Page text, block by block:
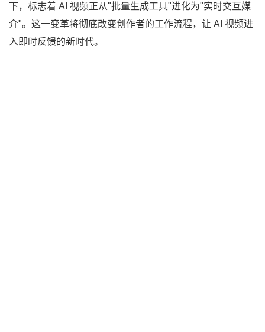
下，标志着 AI 视频正从"批量生成工具"进化为"实时交互媒
介"。这一变革将彻底改变创作者的工作流程，让 AI 视频进
入即时反馈的新时代。